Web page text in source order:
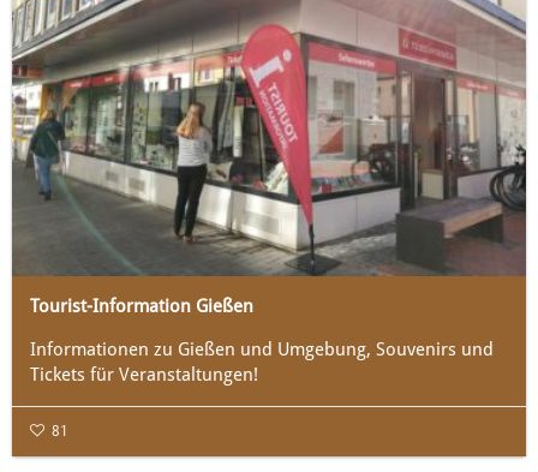
Tourist-Information Gießen
Informationen zu Gießen und Umgebung, Souvenirs und
Tickets für Veranstaltungen!
81